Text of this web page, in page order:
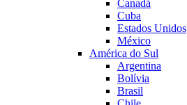
Canadá
Cuba
Estados Unidos
México
América do Sul
Argentina
Bolívia
Brasil